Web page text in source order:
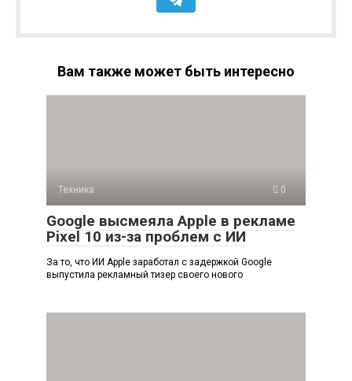
Вам также может быть интересно
Техника 0
Google высмеяла Apple в рекламе
Pixel 10 из-за проблем с ИИ
За то, что ИИ Apple заработал с задержкой Google
выпустила рекламный тизер своего нового